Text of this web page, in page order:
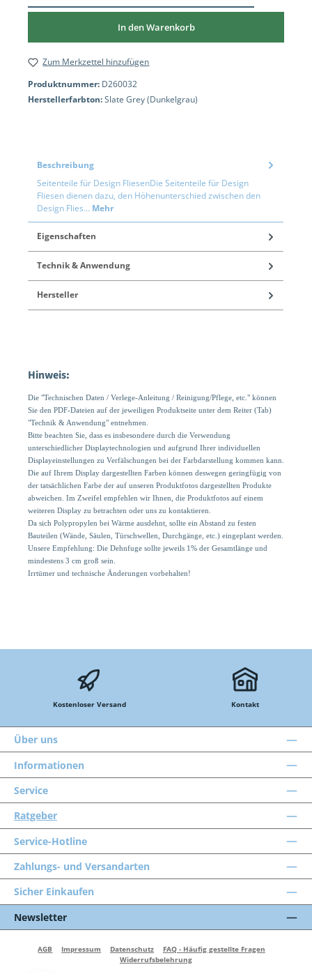
In den Warenkorb
Zum Merkzettel hinzufügen
Produktnummer: D260032
Herstellerfarbton:Slate Grey (Dunkelgrau)
Beschreibung
Seitenteile für Design FliesenDie Seitenteile für Design
Fliesen dienen dazu, den Höhenunterschied zwischen den
Design Flies… Mehr
Eigenschaften
Technik & Anwendung
Hersteller
Hinweis:
Die "Technischen Daten / Verlege-Anleitung / Reinigung/Pflege, etc." können
Sie den PDF-Dateien auf der jeweiligen Produktseite unter dem Reiter (Tab)
"Technik & Anwendung" entnehmen.
Bitte beachten Sie, dass es insbesondere durch die Verwendung
unterschiedlicher Displaytechnologien und aufgrund Ihrer individuellen
Displayeinstellungen zu Verfälschungen bei der Farbdarstellung kommen kann.
Die auf Ihrem Display dargestellten Farben können deswegen geringfügig von
der tatsächlichen Farbe der auf unseren Produktfotos dargestellten Produkte
abweichen. Im Zweifel empfehlen wir Ihnen, die Produktfotos auf einem
weiteren Display zu betrachten oder uns zu kontaktieren.
Da sich Polypropylen bei Wärme ausdehnt, sollte ein Abstand zu festen
Bauteilen (Wände, Säulen, Türschwellen, Durchgänge, etc.) eingeplant werden.
Unsere Empfehlung: Die Dehnfuge sollte jeweils 1% der Gesamtlänge und
mindestens 3 cm groß sein.
Irrtümer und technische Änderungen vorbehalten!
Kostenloser Versand Kontakt
Über uns
Informationen
Service
Ratgeber
Service-Hotline
Zahlungs- und Versandarten
Sicher Einkaufen
Newsletter
AGB Impressum Datenschutz
FAQ - Häufig gestellte Fragen
Widerrufsbelehrung